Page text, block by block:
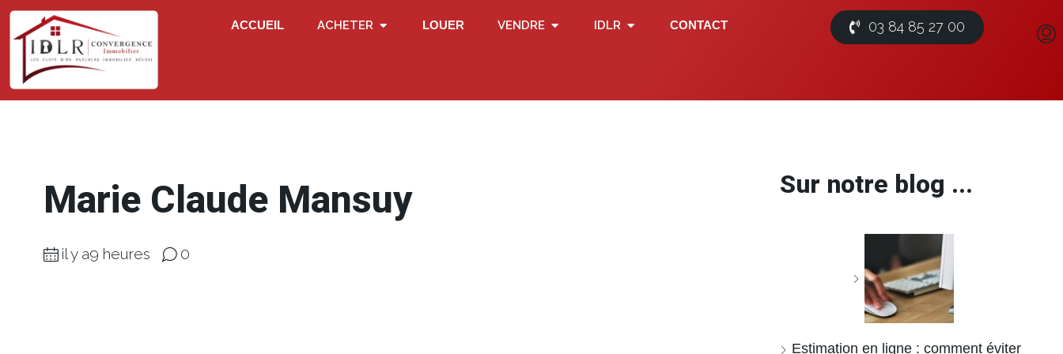
ACCUEIL ACHETER LOUER VENDRE IDLR CONTACT 03 84 85 27 00
Marie Claude Mansuy
il y a9 heures 0
Sur notre blog ...
Estimation en ligne : comment éviter